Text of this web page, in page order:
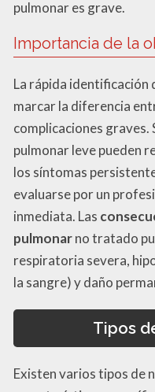
pulmonar es grave.
Importancia de la
La rápida identificación
marcar la diferencia
complicaciones graves.
pulmonar leve pueden
los síntomas
evaluarse por un
inmediata. Las
pulmonarno tratado
respiratoria severa,
la sangre) y daño
Tipos
Existen varios tipos de